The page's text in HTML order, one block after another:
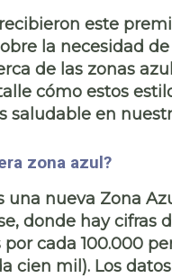
este
la necesidad
de las zonas
cómo estos
saludable en
zona azul?
una nueva Zona
, donde hay cifras
por cada 100.000
cien mil). Los